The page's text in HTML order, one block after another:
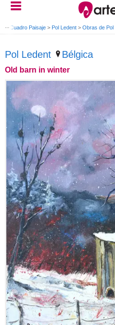
> Cuadro Paisaje > Pol Ledent > Obras de Pol
Pol Ledent Bélgica
Old barn in winter